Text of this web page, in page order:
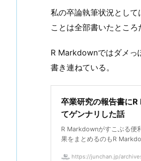
私の卒論執筆状況とし
ことは全部書いたところ
R Markdownではダメっ
書き連ねている。
卒業研究の報告書に
てゲンナリした話
R Markdownがすこぶる便
果をまとめるのもR
https://junchan.jp/